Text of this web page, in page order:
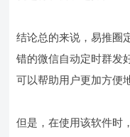
结论总的来说，易推圈
错的微信自动定时群发
可以帮助用户更加方便
但是，在使用该软件时